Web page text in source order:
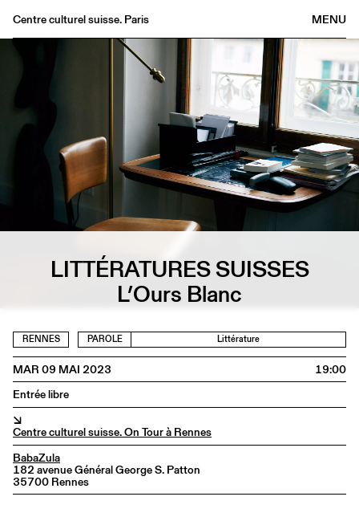
MENU
Centre culturel suisse. Paris
Agenda
Librairie
Archives
Médiathèque
Informations
FR/EN
LITTÉRATURES SUISSES
L’Ours Blanc
RENNES PAROLE Littérature
MAR 09 MAI 2023
19:00
Entrée libre
↘
Centre culturel suisse. On Tour à Rennes
BabaZula
182 avenue Général George S. Patton
35700 Rennes